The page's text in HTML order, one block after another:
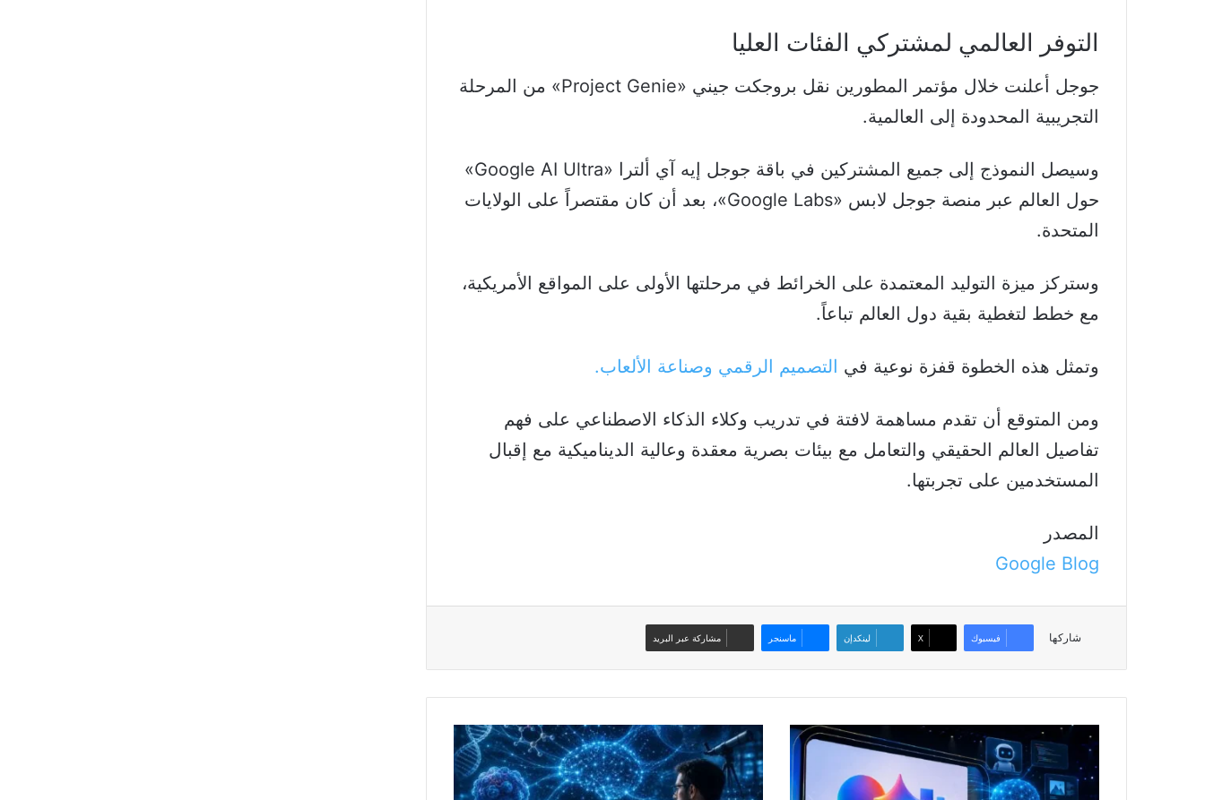
التوفر العالمي لمشتركي الفئات العليا
جوجل أعلنت خلال مؤتمر المطورين نقل بروجكت جيني «Project Genie» من المرحلة
التجريبية المحدودة إلى العالمية.
وسيصل النموذج إلى جميع المشتركين في باقة جوجل إيه آي ألترا «Google AI Ultra»
حول العالم عبر منصة جوجل لابس «Google Labs»، بعد أن كان مقتصراً على الولايات
المتحدة.
وستركز ميزة التوليد المعتمدة على الخرائط في مرحلتها الأولى على المواقع الأمريكية،
مع خطط لتغطية بقية دول العالم تباعاً.
و​تمثل هذه الخطوة قفزة نوعية في التصميم الرقمي وصناعة الألعاب.
ومن المتوقع أن تقدم مساهمة لافتة في تدريب وكلاء الذكاء الاصطناعي على فهم
تفاصيل العالم الحقيقي والتعامل مع بيئات بصرية معقدة وعالية الديناميكية مع إقبال
المستخدمين على تجربتها.
المصدر
Google Blog
شاركها فيسبوك ‫X لينكدإن ماسنجر مشاركة عبر البريد
مؤتمر
جوجل
للمطورين
2026:
«Gemini
for
Science»:
منصة